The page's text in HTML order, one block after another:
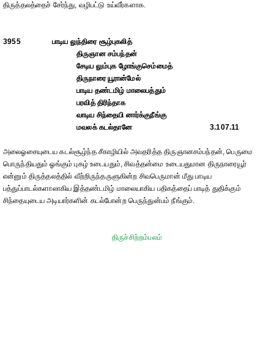
திருத்தலத்தைச் சேர்ந்து, வழிபட்டு உய்வீர்களாக.
3955
பாடிய லுந்திரை சூழ்புகலித்
திருஞான சம்பந்தன்
சேடிய லும்புக ழோங்குசெம்மைத்
திருநாரை யூரான்மேல்
பாடிய தண்டமிழ் மாலைபத்தும்
பரவித் திரிந்தாக
வாடிய சிந்தையி னார்க்குநீங்கு
மவலக் கடல்தானே
3.107.11
அலைஓசையுடைய கடல்சூழ்ந்த சீகாழியில் அவதரித்த திருஞானசம்பந்தன், பெருமை
பொருந்தியதும் ஓங்கும் புகழ் உடையதும், சிவத்தன்மை உடையதுமான திருநாரையூர்
என்னும் திருத்தலத்தில் வீற்றிருந்தருளுகின்ற சிவபெருமான் மீது பாடிய
பத்துப்பாடல்களாலாகிய இத்தண்டமிழ் மாலையாகிய பதிகத்தைப் பாடித் துதிக்கும்
சிந்தையுடைய அடியார்களின் கடல்போன்ற பெருந்துன்பம் நீங்கும்.
திருச்சிற்றம்பலம்